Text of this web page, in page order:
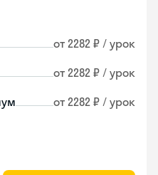
от 2282 ₽ / урок
от 2282 ₽ / урок
от 2282 ₽ / урок